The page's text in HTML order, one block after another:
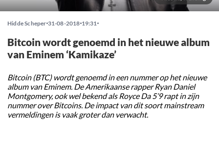
Hidde Scheper 31-08-2018 19:31
Bitcoin wordt genoemd in het nieuwe album
van Eminem ‘Kamikaze’
Bitcoin (BTC) wordt genoemd in een nummer op het nieuwe
album van Eminem. De Amerikaanse rapper Ryan Daniel
Montgomery, ook wel bekend als Royce Da 5’9 rapt in zijn
nummer over Bitcoins. De impact van dit soort mainstream
vermeldingen is vaak groter dan verwacht.